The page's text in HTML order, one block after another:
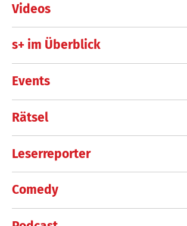
Videos
s+ im Überblick
Events
Rätsel
Leserreporter
Comedy